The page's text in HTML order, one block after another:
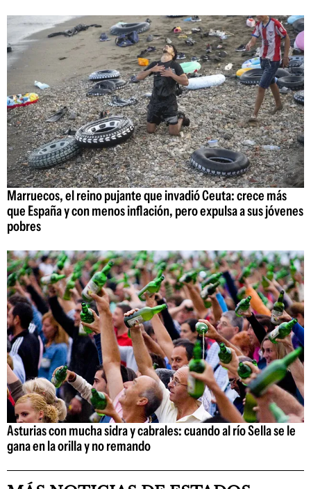
Marruecos, el reino pujante que invadió Ceuta: crece más
que España y con menos inflación, pero expulsa a sus jóvenes
pobres
Asturias con mucha sidra y cabrales: cuando al río Sella se le
gana en la orilla y no remando